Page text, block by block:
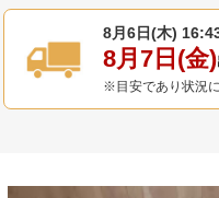
8月6日(木)
8月7日(金)
※目安であり状況